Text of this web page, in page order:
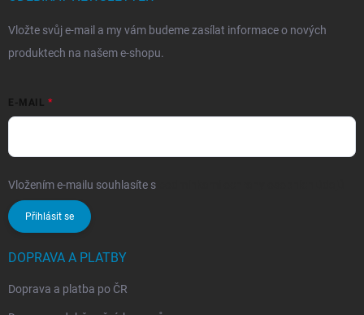
Vložte svůj e-mail a my vám budeme zasílat informace o nových
produktech na našem e-shopu.
E-MAIL
Vložením e-mailu souhlasíte s
Přihlásit se
DOPRAVA A PLATBY
Doprava a platba po ČR